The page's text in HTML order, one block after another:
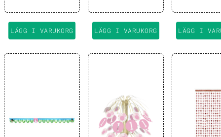
LÄGG I VARUKORG LÄGG I VARUKORG LÄGG I